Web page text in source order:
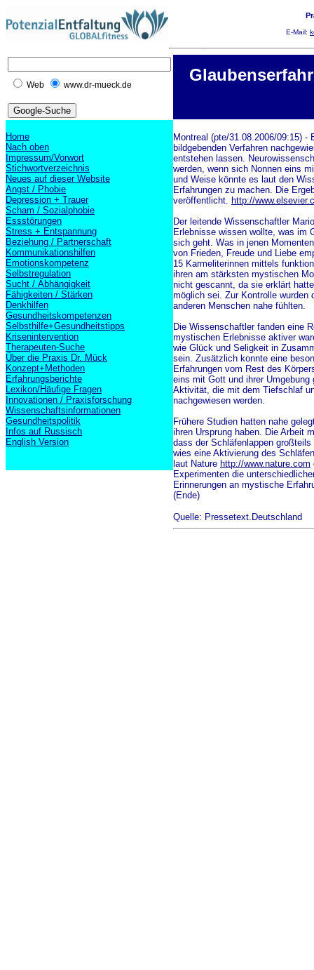
E-Mail:
Web www.dr-mueck.de
Home
Nach oben
Impressum/Vorwort
Stichwortverzeichnis
Neues auf dieser Website
Angst / Phobie
Depression + Trauer
Scham / Sozialphobie
Essstörungen
Stress + Entspannung
Beziehung / Partnerschaft
Kommunikationshilfen
Emotionskompetenz
Selbstregulation
Sucht / Abhängigkeit
Fähigkeiten / Stärken
Denkhilfen
Gesundheitskompetenzen
Selbsthilfe+Gesundheitstipps
Krisenintervention
Therapeuten-Suche
Über die Praxis Dr. Mück
Konzept+Methoden
Erfahrungsberichte
Lexikon/Häufige Fragen
Innovationen / Praxisforschung
Wissenschaftsinformationen
Gesundheitspolitik
Infos auf Russisch
English Version
Montreal (pte/31.08.2006/09:15)
bildgebenden Verfahren
entstehen lassen.
werden, wenn sich Nonnen eins
und Weise könnte es laut den
Erfahrungen zu machen. Die
veröffentlicht. http://
Der leitende Wissenschaftler
Erlebnisse wissen wollte, was im
sich geht. Was in jenen
von Frieden, Freude und Liebe
15 Karmeliterinnen mittels
ihren am stärksten mystischen
nicht gescannt, da sie erklärt
möglich sei. Zur Kontrolle wurden
anderen Menschen nahe fühlten.
Die Wissenschaftler fanden eine
mystischen Erlebnisse aktiver
wie Glück und Seligkeit in
sein. Zusätzlich konnte eine
Erfahrungen vom Rest des
eins mit Gott und ihrer
Aktivität, die mit dem Tiefschlaf
nachgewiesen werden.
Frühere Studien hatten nahe
ihren Ursprung haben. Die Arbeit
dass der Schläfenlappen
wies eine Aktivierung des
laut Nature http://www.nature.com
Experimenten die
Erinnerungen an mystische
(Ende)
Quelle: Pressetext.Deutschland